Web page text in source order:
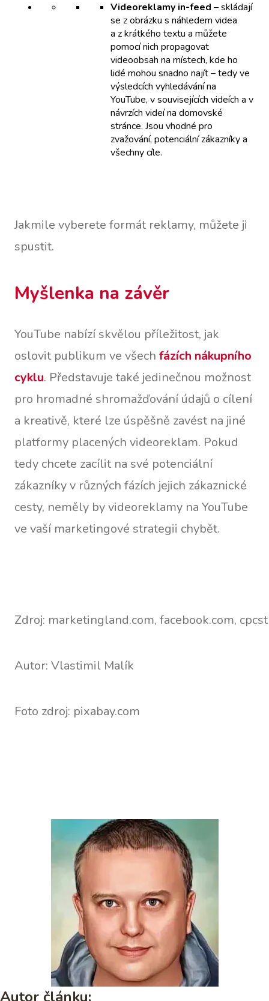
Videoreklamy in-feed – skládají
se z obrázku s náhledem videa
a z krátkého textu a můžete
pomocí nich propagovat
videoobsah na místech, kde ho
lidé mohou snadno najít – tedy ve
výsledcích vyhledávání na
YouTube, v souvisejících videích a v
návrzích videí na domovské
stránce. Jsou vhodné pro
zvažování, potenciální zákazníky a
všechny cíle.
Jakmile vyberete formát reklamy, můžete ji
spustit.
Myšlenka na závěr
YouTube nabízí skvělou příležitost, jak
oslovit publikum ve všech fázích nákupního
cyklu. Představuje také jedinečnou možnost
pro hromadné shromažďování údajů o cílení
a kreativě, které lze úspěšně zavést na jiné
platformy placených videoreklam. Pokud
tedy chcete zacílit na své potenciální
zákazníky v různých fázích jejich zákaznické
cesty, neměly by videoreklamy na YouTube
ve vaší marketingové strategii chybět.
Zdroj: marketingland.com, facebook.com,
Autor: Vlastimil Malík
Foto zdroj: pixabay.com
Autor článku: